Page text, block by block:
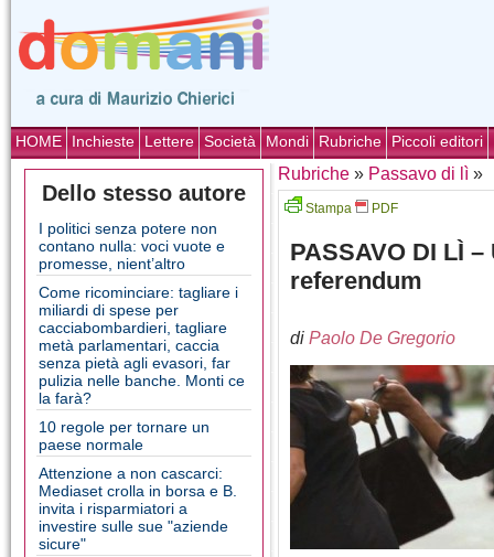
HOME Inchieste Lettere Società Mondi Rubriche Piccoli editori
Dello stesso autore
I politici senza potere non
contano nulla: voci vuote e
promesse, nient’altro
Come ricominciare: tagliare i
miliardi di spese per
cacciabombardieri, tagliare
metà parlamentari, caccia
senza pietà agli evasori, far
pulizia nelle banche. Monti ce
la farà?
10 regole per tornare un
paese normale
Attenzione a non cascarci:
Mediaset crolla in borsa e B.
invita i risparmiatori a
investire sulle sue "aziende
sicure"
Rubriche » Passavo di lì »
Stampa PDF
PASSAVO DI LÌ
referendum
di Paolo De Gregorio